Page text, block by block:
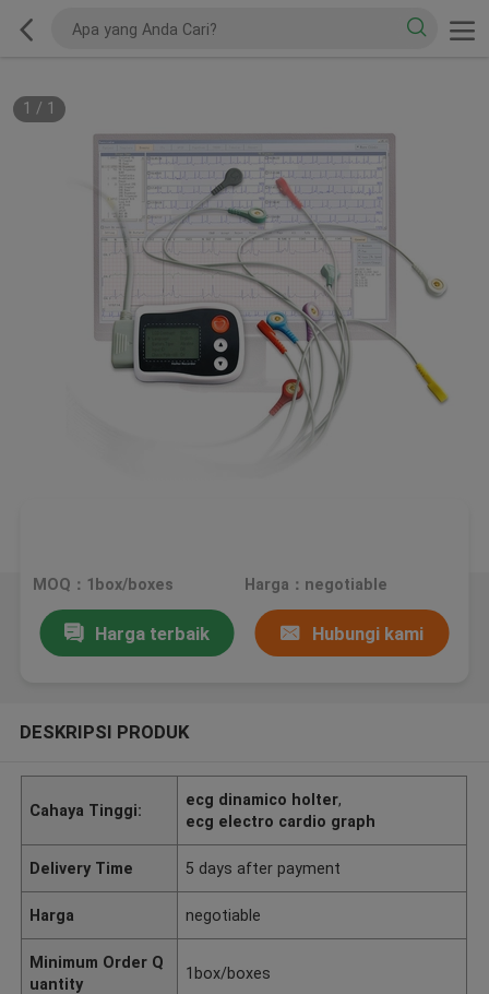
1 / 1
MOQ：1box/boxes Harga：negotiable
Harga terbaik Hubungi kami
DESKRIPSI PRODUK
Cahaya Tinggi:
ecg dinamico holter,
ecg electro cardio graph
Delivery Time 5 days after payment
Harga negotiable
Minimum Order Q
uantity
1box/boxes